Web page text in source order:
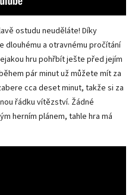
ostudu neuděláte! Díky
dlouhému a otravnému pročítání
hru pohřbít ješte před jejím
pár minut už můžete mít za
cca deset minut, takže si za
řádku vítězství. Žádné
herním plánem, tahle hra má